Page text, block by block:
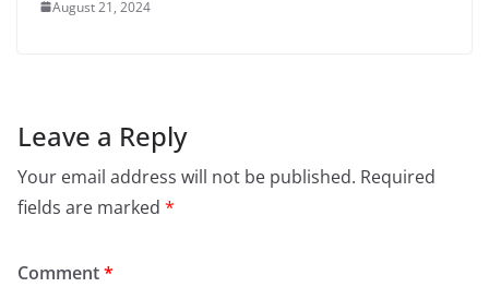
August 21, 2024
Leave a Reply
Your email address will not be published. Required
fields are marked *
Comment*